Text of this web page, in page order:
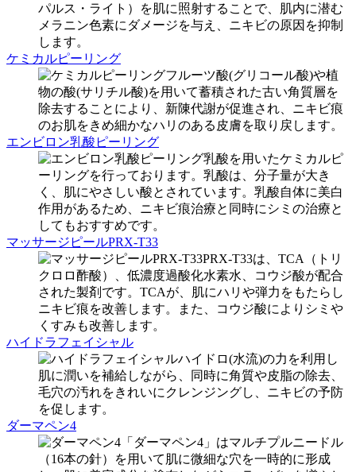
パルス・ライト）を肌に照射することで、肌内に潜む
メラニン色素にダメージを与え、ニキビの原因を抑制
します。
ケミカルピーリング
フルーツ酸(グリコール酸)や植
物の酸(サリチル酸)を用いて蓄積された古い角質層を
除去することにより、新陳代謝が促進され、ニキビ痕
のお肌をきめ細かなハリのある皮膚を取り戻します。
エンビロン乳酸ピーリング
乳酸を用いたケミカルピ
ーリングを行っております。乳酸は、分子量が大き
く、肌にやさしい酸とされています。乳酸自体に美白
作用があるため、ニキビ痕治療と同時にシミの治療と
してもおすすめです。
マッサージピールPRX-T33
PRX-T33は、TCA（トリ
クロロ酢酸）、低濃度過酸化水素水、コウジ酸が配合
された製剤です。TCAが、肌にハリや弾力をもたらし
ニキビ痕を改善します。また、コウジ酸によりシミや
くすみも改善します。
ハイドラフェイシャル
ハイドロ(水流)の力を利用し
肌に潤いを補給しながら、同時に角質や皮脂の除去、
毛穴の汚れをきれいにクレンジングし、ニキビの予防
を促します。
ダーマペン4
「ダーマペン4」はマルチプルニードル
（16本の針）を用いて肌に微細な穴を一時的に形成